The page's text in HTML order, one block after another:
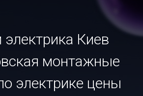
электрика Киев
монтажные
электрике цены